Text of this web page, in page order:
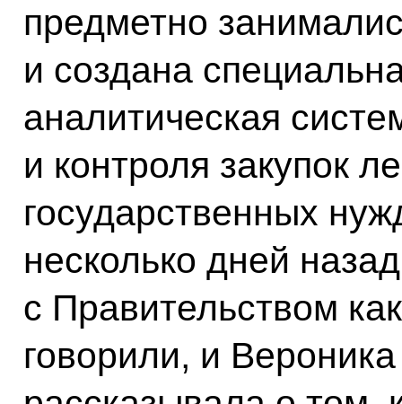
предметно
и создана
аналитическая
и контроля закупок
государственных
несколько дней
с Правительством
говорили, и